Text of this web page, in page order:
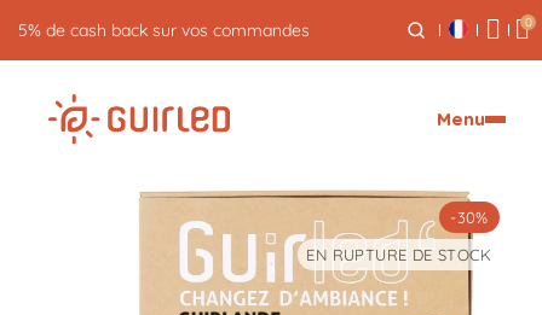
Retour gratuit pendant 30 jours 0
Menu
-30%
EN RUPTURE DE STOCK